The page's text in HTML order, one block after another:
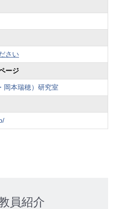
さい
ージ
岡本瑞穂）研究室
員紹介